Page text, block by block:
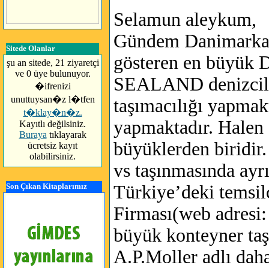
Sitede Olanlar
şu an sitede, 21 ziyaretçi
ve 0 üye bulunuyor.
�ifrenizi
unuttuysan�z l�tfen
t�klay�n�z.
Kayıtlı değilsiniz.
Buraya tıklayarak
ücretsiz kayıt
olabilirsiniz.
Son Çıkan Kitaplarımız
Selamun aleykum,
Gündem
gösteren en büyük
SEALAND
taşımacılığı
yapmaktadır.
büyüklerden
vs taşınmasında
Türkiye’deki
Firması(web
büyük konteyner
A.P.Moller adlı